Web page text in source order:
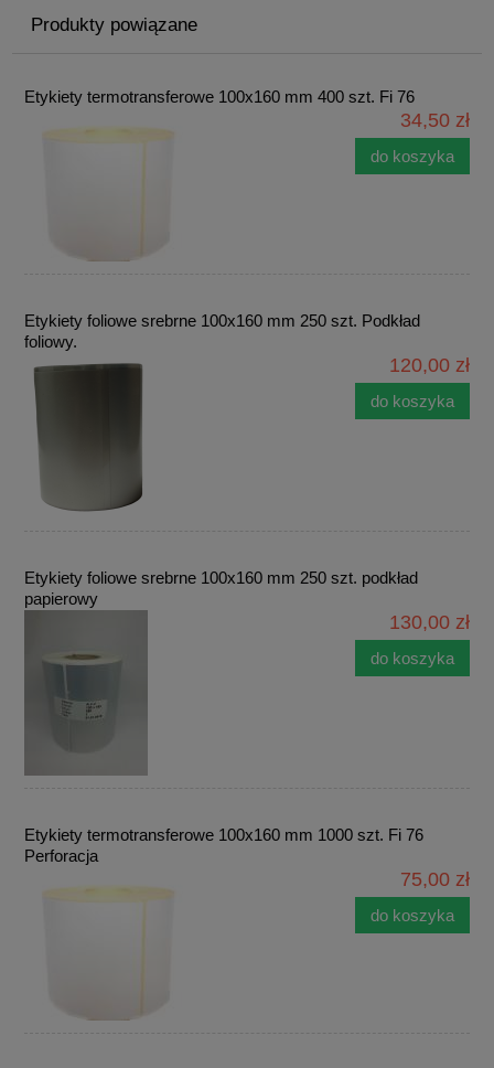
Produkty powiązane
Etykiety termotransferowe 100x160 mm 400 szt. Fi 76
34,50 zł
do koszyka
Etykiety foliowe srebrne 100x160 mm 250 szt. Podkład
foliowy.
120,00 zł
do koszyka
Etykiety foliowe srebrne 100x160 mm 250 szt. podkład
papierowy
130,00 zł
do koszyka
Etykiety termotransferowe 100x160 mm 1000 szt. Fi 76
Perforacja
75,00 zł
do koszyka